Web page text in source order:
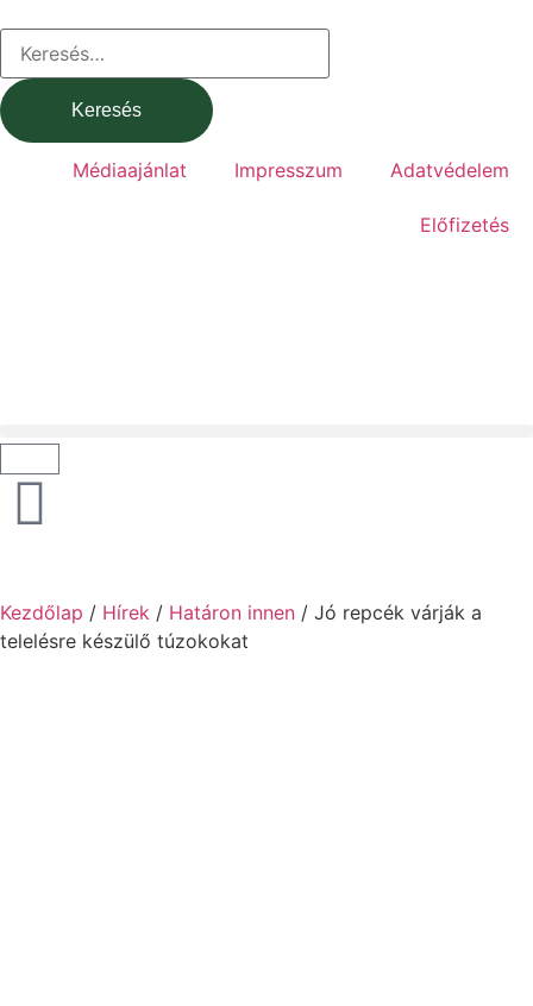
Médiaajánlat Impresszum Adatvédelem
Előfizetés
Kezdőlap / Hírek / Határon innen / Jó repcék várják a
telelésre készülő túzokokat